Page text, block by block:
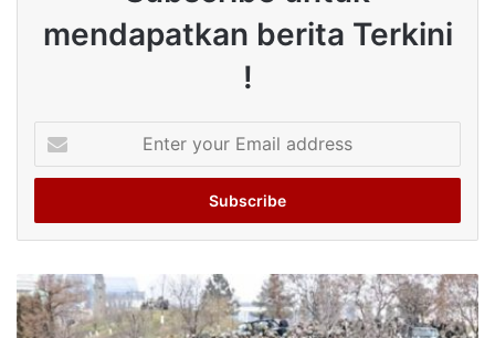
mendapatkan berita Terkini
!
your
Email